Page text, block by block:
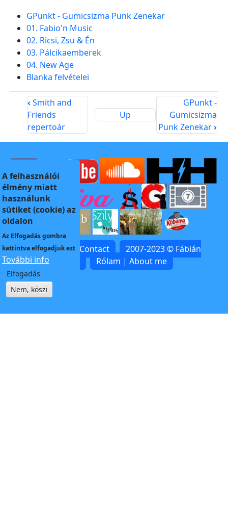
GPunkt - Gumicsizma Punk Zenekar
01. Fabio'n Music
02. Ricsi, Zsu & Én
03. Pálcikaemberek
04. New Age
Blanka felvételei
‹ Smith and
Friends
repertoár
Up
GPunkt -
Gumicsizma
Punk Zenekar›
Kapcsolat | Contact
2007-2023 © Fábián
Rólam | About me
A felhasználói
élmény miatt
használunk
sütiket (cookie) az
oldalon
Az Elfogadásgombra
kattintva elfogadjuk ezt
További info
Elfogadás
Nem, köszi